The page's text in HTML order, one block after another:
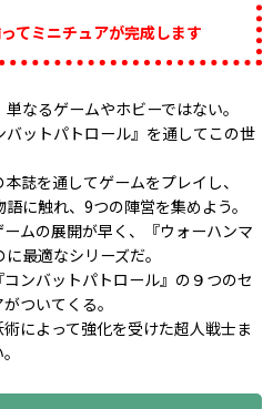
てミニチュアが完成します
なるゲームやホビーではない。
バットパトロール』を通してこの世
誌を通してゲームをプレイし、
に触れ、9つの陣営を集めよう。
ームの展開が早く、『ウォーハンマ
最適なシリーズだ。
ンバットパトロール』の９つのセ
ついてくる。
によって強化を受けた超人戦士ま